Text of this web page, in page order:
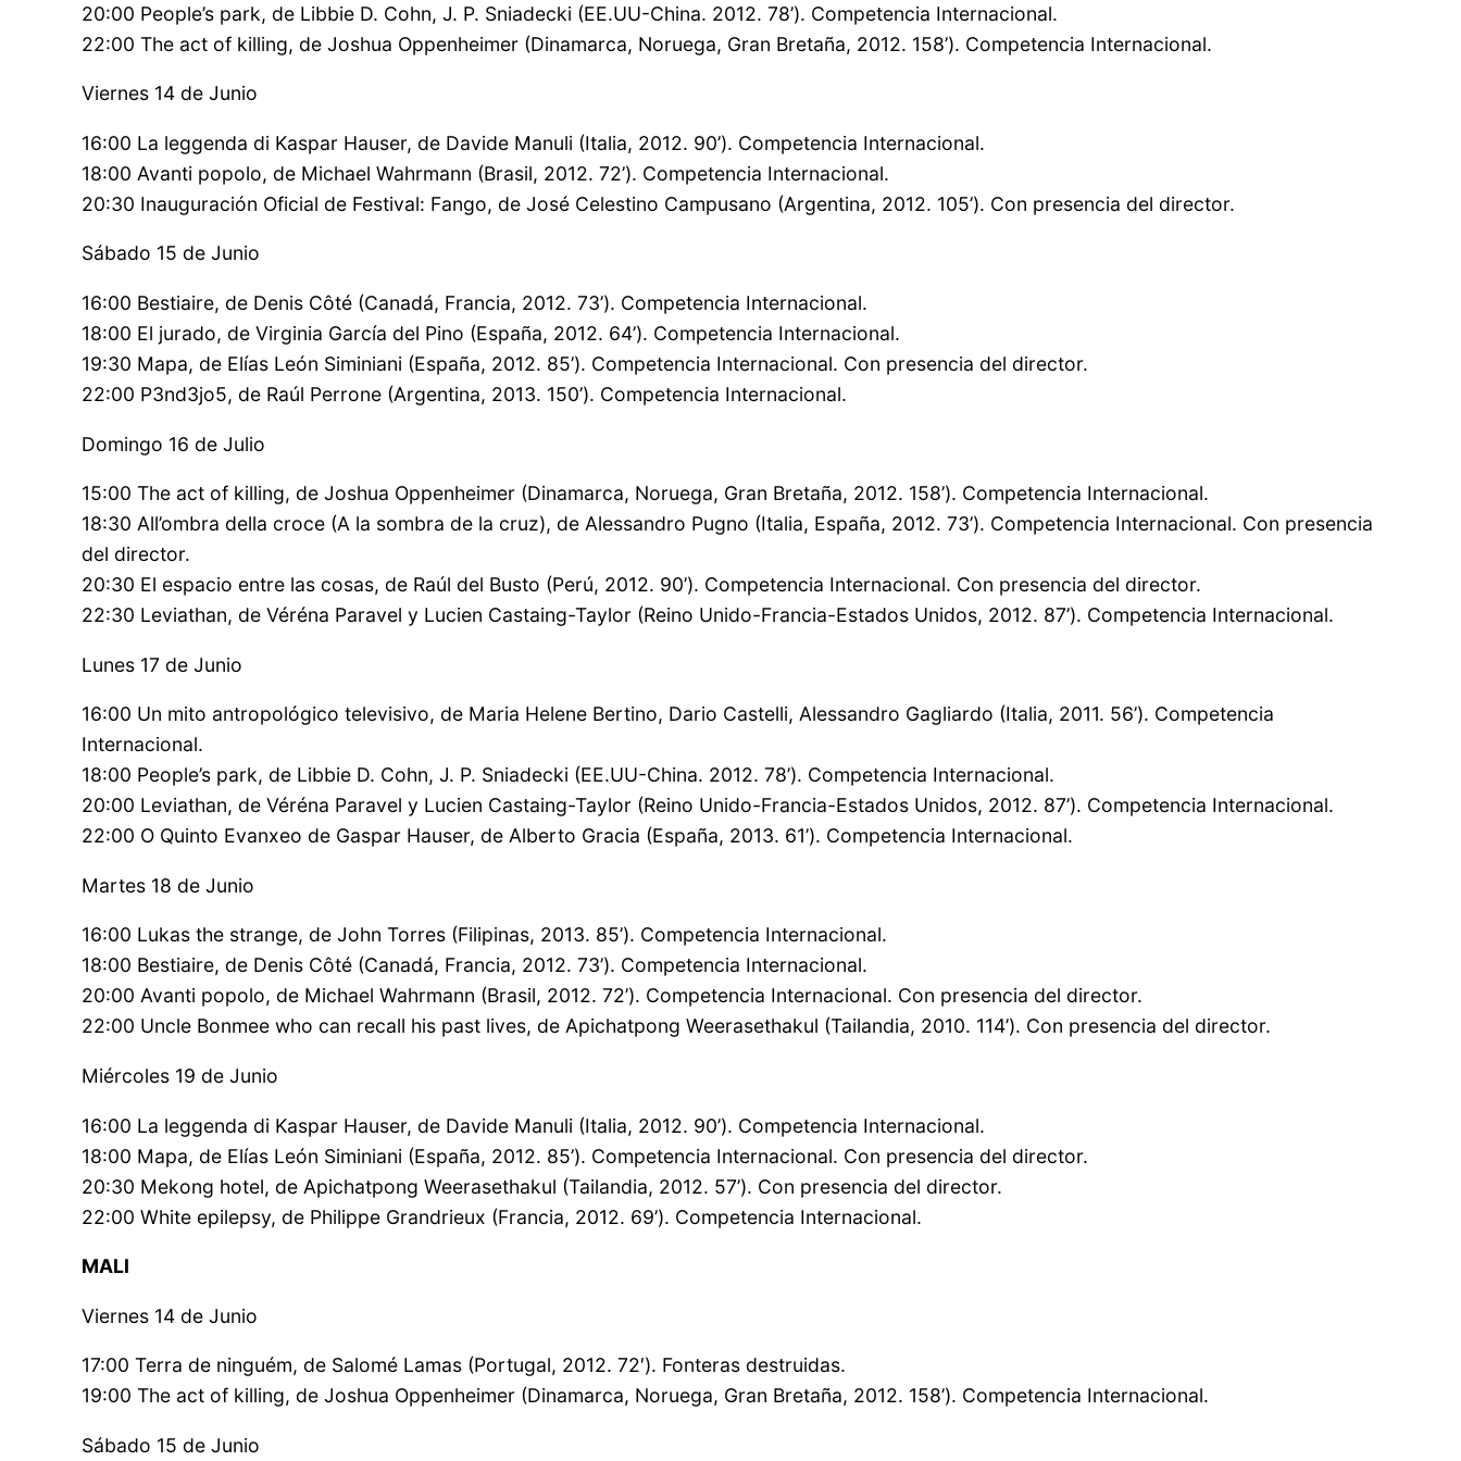
20:00 People’s park, de Libbie D. Cohn, J. P. Sniadecki (EE.UU-China. 2012. 78’). Competencia Internacional.
22:00 The act of killing, de Joshua Oppenheimer (Dinamarca, Noruega, Gran Bretaña, 2012. 158’). Competencia Internacional.
Viernes 14 de Junio
16:00 La leggenda di Kaspar Hauser, de Davide Manuli (Italia, 2012. 90’). Competencia Internacional.
18:00 Avanti popolo, de Michael Wahrmann (Brasil, 2012. 72’). Competencia Internacional.
20:30 Inauguración Oficial de Festival: Fango, de José Celestino Campusano (Argentina, 2012. 105’). Con presencia del director.
Sábado 15 de Junio
16:00 Bestiaire, de Denis Côté (Canadá, Francia, 2012. 73’). Competencia Internacional.
18:00 El jurado, de Virginia García del Pino (España, 2012. 64’). Competencia Internacional.
19:30 Mapa, de Elías León Siminiani (España, 2012. 85’). Competencia Internacional. Con presencia del director.
22:00 P3nd3jo5, de Raúl Perrone (Argentina, 2013. 150’). Competencia Internacional.
Domingo 16 de Julio
15:00 The act of killing, de Joshua Oppenheimer (Dinamarca, Noruega, Gran Bretaña, 2012. 158’). Competencia Internacional.
18:30 All’ombra della croce (A la sombra de la cruz), de Alessandro Pugno (Italia, España, 2012. 73’). Competencia Internacional. Con presencia
del director.
20:30 El espacio entre las cosas, de Raúl del Busto (Perú, 2012. 90’). Competencia Internacional. Con presencia del director.
22:30 Leviathan, de Véréna Paravel y Lucien Castaing-Taylor (Reino Unido-Francia-Estados Unidos, 2012. 87’). Competencia Internacional.
Lunes 17 de Junio
16:00 Un mito antropológico televisivo, de Maria Helene Bertino, Dario Castelli, Alessandro Gagliardo (Italia, 2011. 56’). Competencia
Internacional.
18:00 People’s park, de Libbie D. Cohn, J. P. Sniadecki (EE.UU-China. 2012. 78’). Competencia Internacional.
20:00 Leviathan, de Véréna Paravel y Lucien Castaing-Taylor (Reino Unido-Francia-Estados Unidos, 2012. 87’). Competencia Internacional.
22:00 O Quinto Evanxeo de Gaspar Hauser, de Alberto Gracia (España, 2013. 61’). Competencia Internacional.
Martes 18 de Junio
16:00 Lukas the strange, de John Torres (Filipinas, 2013. 85’). Competencia Internacional.
18:00 Bestiaire, de Denis Côté (Canadá, Francia, 2012. 73’). Competencia Internacional.
20:00 Avanti popolo, de Michael Wahrmann (Brasil, 2012. 72’). Competencia Internacional. Con presencia del director.
22:00 Uncle Bonmee who can recall his past lives, de Apichatpong Weerasethakul (Tailandia, 2010. 114’). Con presencia del director.
Miércoles 19 de Junio
16:00 La leggenda di Kaspar Hauser, de Davide Manuli (Italia, 2012. 90’). Competencia Internacional.
18:00 Mapa, de Elías León Siminiani (España, 2012. 85’). Competencia Internacional. Con presencia del director.
20:30 Mekong hotel, de Apichatpong Weerasethakul (Tailandia, 2012. 57’). Con presencia del director.
22:00 White epilepsy, de Philippe Grandrieux (Francia, 2012. 69’). Competencia Internacional.
MALI
Viernes 14 de Junio
17:00 Terra de ninguém, de Salomé Lamas (Portugal, 2012. 72′). Fonteras destruidas.
19:00 The act of killing, de Joshua Oppenheimer (Dinamarca, Noruega, Gran Bretaña, 2012. 158’). Competencia Internacional.
Sábado 15 de Junio